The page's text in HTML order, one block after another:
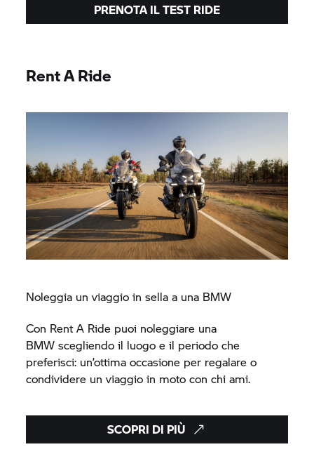
PRENOTA IL TEST RIDE
Rent A Ride
Noleggia un viaggio in sella a una BMW
Con Rent A Ride puoi noleggiare una
BMW scegliendo il luogo e il periodo che
preferisci: un’ottima occasione per regalare o
condividere un viaggio in moto con chi ami.
SCOPRI DI PIÙ